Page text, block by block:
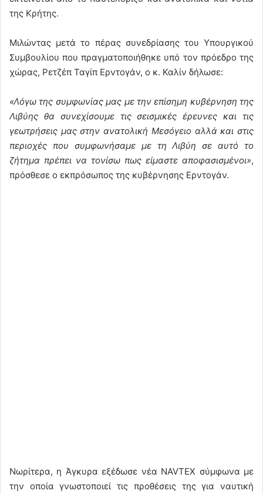
της Κρήτης.
Μιλώντας μετά το πέρας συνεδρίασης του Υπουργικού
Συμβουλίου που πραγματοποιήθηκε υπό τον πρόεδρο της
χώρας, Ρετζέπ Ταγίπ Ερντογάν, ο κ. Καλίν δήλωσε:
«Λόγω της συμφωνίας μας με την επίσημη κυβέρνηση της
Λιβύης θα συνεχίσουμε τις σεισμικές έρευνες και τις
γεωτρήσεις μας στην ανατολική Μεσόγειο αλλά και στις
περιοχές που συμφωνήσαμε με τη Λιβύη σε αυτό το
ζήτημα πρέπει να τονίσω πως είμαστε αποφασισμένοι»,
πρόσθεσε ο εκπρόσωπος της κυβέρνησης Ερντογάν.
Νωρίτερα, η Άγκυρα εξέδωσε νέα NAVTEX σύμφωνα με
την οποία γνωστοποιεί τις προθέσεις της για ναυτική